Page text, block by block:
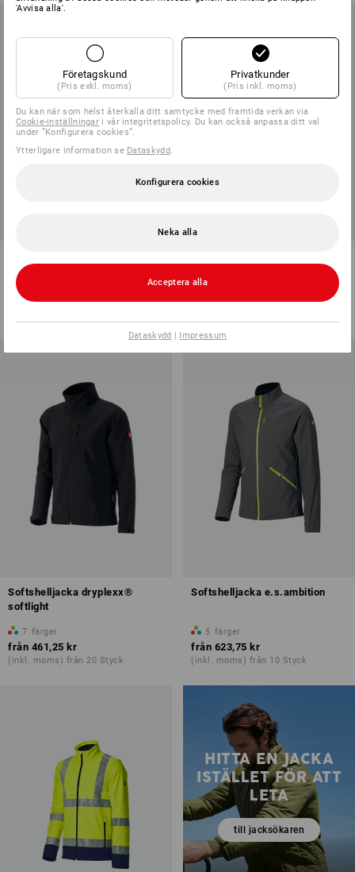
från 498,75 kr
1
från 786,25 kr
Softshelljacka dryplexx®
softlight
7 färger
från 461,25 kr
(inkl. moms) från 20 Styck
Softshelljacka e.s.ambition
5 färger
från 623,75 kr
(inkl. moms) från 10 Styck
HITTA EN JACKA
ISTÄLLET FÖR ATT
LETA
till jacksökaren
'Avvisa alla'.
Företagskund
(Pris exkl. moms)
Privatkunder
(Pris inkl. moms)
Du kan när som helst återkalla ditt samtycke med framtida verkan via
Cookie-inställningar i vår integritetspolicy. Du kan också anpassa ditt val
under ”Konfigurera cookies”.
Ytterligare information se Dataskydd.
Konfigurera cookies
Neka alla
Acceptera alla
Dataskydd | Impressum